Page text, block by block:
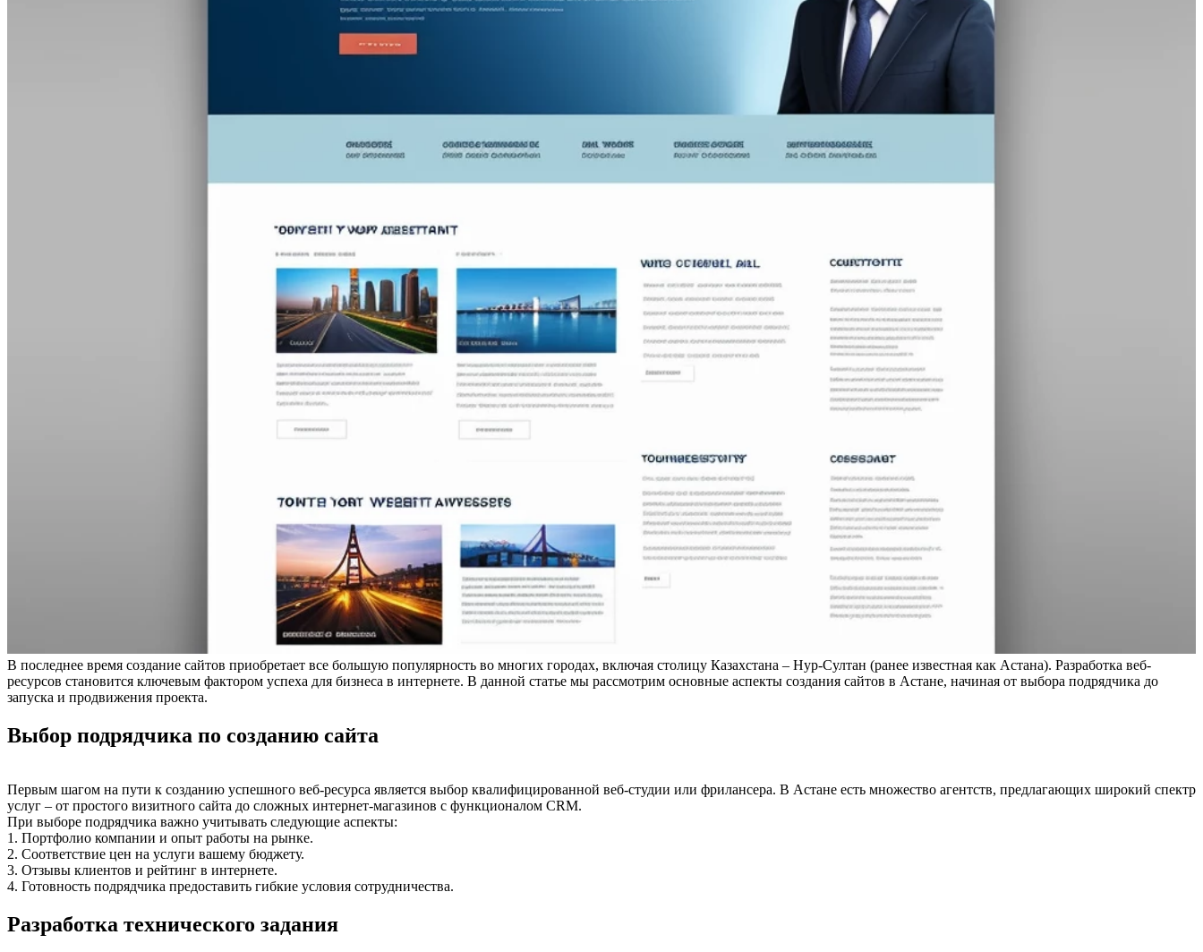
В последнее время создание сайтов приобретает все большую популярность во многих городах, включая столицу Казахстана – Нур-Султан (ранее известная как Астана). Разработка веб-
ресурсов становится ключевым фактором успеха для бизнеса в интернете. В данной статье мы рассмотрим основные аспекты создания сайтов в Астане, начиная от выбора подрядчика до
запуска и продвижения проекта.
Выбор подрядчика по созданию сайта
Первым шагом на пути к созданию успешного веб-ресурса является выбор квалифицированной веб-студии или фрилансера. В Астане есть множество агентств, предлагающих широкий спектр
услуг – от простого визитного сайта до сложных интернет-магазинов с функционалом CRM.
При выборе подрядчика важно учитывать следующие аспекты:
1. Портфолио компании и опыт работы на рынке.
2. Соответствие цен на услуги вашему бюджету.
3. Отзывы клиентов и рейтинг в интернете.
4. Готовность подрядчика предоставить гибкие условия сотрудничества.
Разработка технического задания